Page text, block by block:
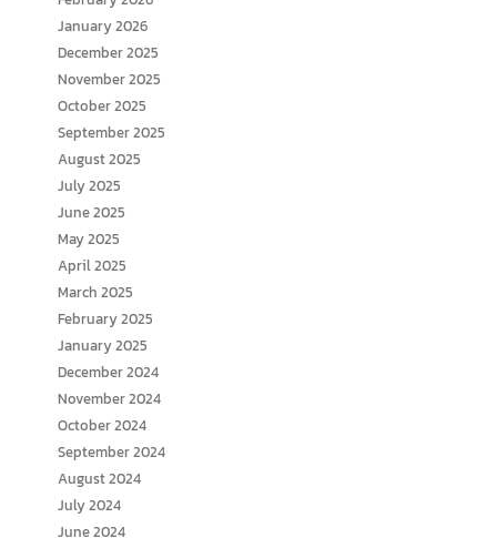
January 2026
December 2025
November 2025
October 2025
September 2025
August 2025
July 2025
June 2025
May 2025
April 2025
March 2025
February 2025
January 2025
December 2024
November 2024
October 2024
September 2024
August 2024
July 2024
June 2024